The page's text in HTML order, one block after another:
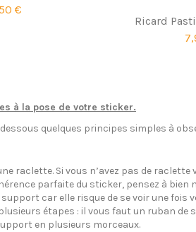
€
Ricard
à la pose de votre sticker.
quelques principes simples à
raclette. Si vous n’avez pas de
parfaite du sticker, pensez à bien
car elle risque de se voir une
étapes : il vous faut un ruban
en plusieurs morceaux.